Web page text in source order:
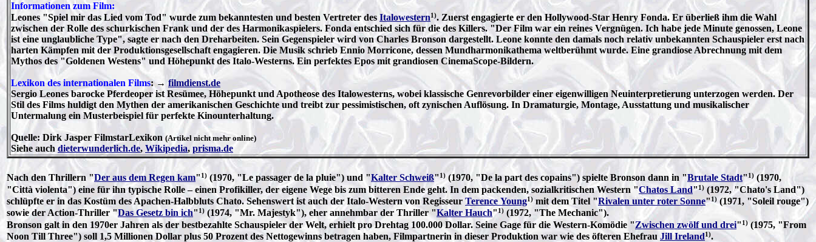
Informationen zum Film:
Leones "Spiel mir das Lied vom Tod" wurde zum bekanntesten und besten Vertreter des Italowestern1). Zuerst engagierte er den Hollywood-Star Henry Fonda. Er überließ ihm die Wahl
zwischen der Rolle des schurkischen Frank und der des Harmonikaspielers. Fonda entschied sich für die des Killers. "Der Film war ein reines Vergnügen. Ich habe jede Minute genossen, Leone
ist eine unglaubliche Type", sagte er nach den Dreharbeiten. Sein Gegenspieler wird von Charles Bronson dargestellt. Leone konnte den damals noch relativ unbekannten Schauspieler erst nach
harten Kämpfen mit der Produktionsgesellschaft engagieren. Die Musik schrieb Ennio Morricone, dessen Mundharmonikathema weltberühmt wurde. Eine grandiose Abrechnung mit dem
Mythos des "Goldenen Westens" und Höhepunkt des Italo-Westerns. Ein perfektes Epos mit grandiosen CinemaScope-Bildern.
Lexikon des internationalen Films: → filmdienst.de
Sergio Leones barocke Pferdeoper ist Resümee, Höhepunkt und Apotheose des Italowesterns, wobei klassische Genrevorbilder einer eigenwilligen Neuinterpretierung unterzogen werden. Der
Stil des Films huldigt den Mythen der amerikanischen Geschichte und treibt zur pessimistischen, oft zynischen Auflösung. In Dramaturgie, Montage, Ausstattung und musikalischer
Untermalung ein Musterbeispiel für perfekte Kinounterhaltung.
Quelle: Dirk Jasper FilmstarLexikon (Artikel nicht mehr online)
Siehe auch dieterwunderlich.de, Wikipedia, prisma.de
Nach den Thrillern "Der aus dem Regen kam" 1) (1970, "Le passager de la pluie") und "Kalter Schweiß"1) (1970, "De la part des copains") spielte Bronson dann in "Brutale Stadt"1) (1970,
"Città violenta") eine für ihn typische Rolle – einen Profikiller, der eigene Wege bis zum bitteren Ende geht. In dem packenden, sozialkritischen Western "Chatos Land"1) (1972, "Chato's Land")
schlüpfte er in das Kostüm des Apachen-Halbbluts Chato. Sehenswert ist auch der Italo-Western von Regisseur Terence Young1)mit dem Titel "Rivalen unter roter Sonne"1) (1971, "Soleil rouge")
sowie der Action-Thriller "Das Gesetz bin ich" 1) (1974, "Mr. Majestyk"), eher annehmbar der Thriller "Kalter Hauch"1) (1972, "The Mechanic").
Bronson galt in den 1970er Jahren als der bestbezahlte Schauspieler der Welt, erhielt pro Drehtag 100.000 Dollar. Seine Gage für die Western-Komödie "Zwischen zwölf und drei" 1) (1975, "From
Noon Till Three") soll 1,5 Millionen Dollar plus 50 Prozent des Nettogewinns betragen haben, Filmpartnerin in dieser Produktion war wie des öfteren Ehefrau Jill Ireland1).